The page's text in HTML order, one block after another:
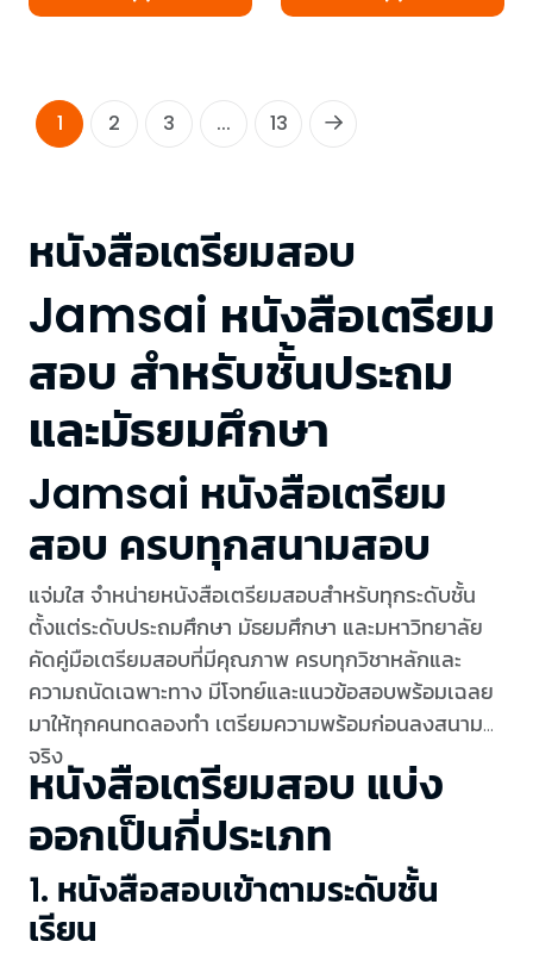
1 2 3 ... 13
หนังสือเตรียมสอบ
Jamsai หนังสือเตรียม
สอบ สำหรับชั้นประถม
และมัธยมศึกษา
Jamsai หนังสือเตรียม
สอบ ครบทุกสนามสอบ
แจ่มใส จำหน่ายหนังสือเตรียมสอบสำหรับทุกระดับชั้น
ตั้งแต่ระดับประถมศึกษา มัธยมศึกษา และมหาวิทยาลัย
คัดคู่มือเตรียมสอบที่มีคุณภาพ ครบทุกวิชาหลักและ
ความถนัดเฉพาะทาง มีโจทย์และแนวข้อสอบพร้อมเฉลย
มาให้ทุกคนทดลองทำ เตรียมความพร้อมก่อนลงสนาม
จริง
หนังสือเตรียมสอบ แบ่ง
ออกเป็นกี่ประเภท
1. หนังสือสอบเข้าตามระดับชั้น
เรียน